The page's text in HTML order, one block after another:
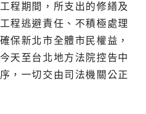
程期間，所支出的修繕及
程逃避責任、不積極處理
保新北市全體市民權益，
天至台北地方法院控告中
，一切交由司法機關公正